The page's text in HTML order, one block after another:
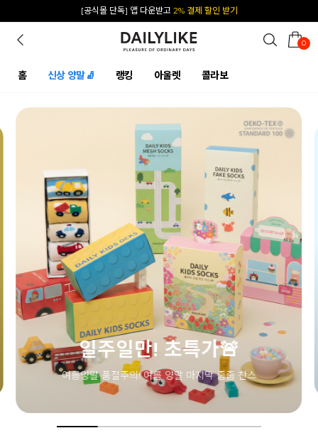
카카오 플친 추가하면1천원 즉시 할인 쿠폰
0
홈 신상 양말🧦 랭킹 아울렛 콜라보